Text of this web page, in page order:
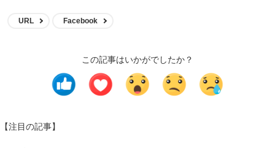
URL Facebook
この記事はいかがでしたか？
【注目の記事】